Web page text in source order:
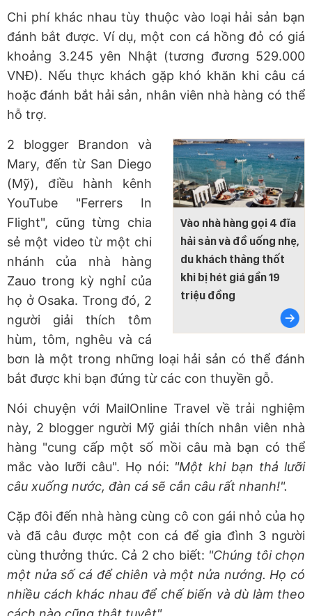
Chi phí khác nhau tùy thuộc vào loại hải sản bạn
đánh bắt được. Ví dụ, một con cá hồng đỏ có giá
khoảng 3.245 yên Nhật (tương đương 529.000
VNĐ). Nếu thực khách gặp khó khăn khi câu cá
hoặc đánh bắt hải sản, nhân viên nhà hàng có thể
hỗ trợ.
Vào nhà hàng gọi 4 đĩa
hải sản và đồ uống nhẹ,
du khách thảng thốt
khi bị hét giá gần 19
triệu đồng
2 blogger Brandon và
Mary, đến từ San Diego
(Mỹ), điều hành kênh
YouTube "Ferrers In
Flight", cũng từng chia
sẻ một video từ một chi
nhánh của nhà hàng
Zauo trong kỳ nghỉ của
họ ở Osaka. Trong đó, 2
người giải thích tôm
hùm, tôm, nghêu và cá
bơn là một trong những loại hải sản có thể đánh
bắt được khi bạn đứng từ các con thuyền gỗ.
Nói chuyện với MailOnline Travel về trải nghiệm
này, 2 blogger người Mỹ giải thích nhân viên nhà
hàng "cung cấp một số mồi câu mà bạn có thể
mắc vào lưỡi câu". Họ nói: "Một khi bạn thả lưỡi
câu xuống nước, đàn cá sẽ cắn câu rất nhanh!".
Cặp đôi đến nhà hàng cùng cô con gái nhỏ của họ
và đã câu được một con cá để gia đình 3 người
cùng thưởng thức. Cả 2 cho biết: "Chúng tôi chọn
một nửa số cá để chiên và một nửa nướng. Họ có
nhiều cách khác nhau để chế biến và dù làm theo